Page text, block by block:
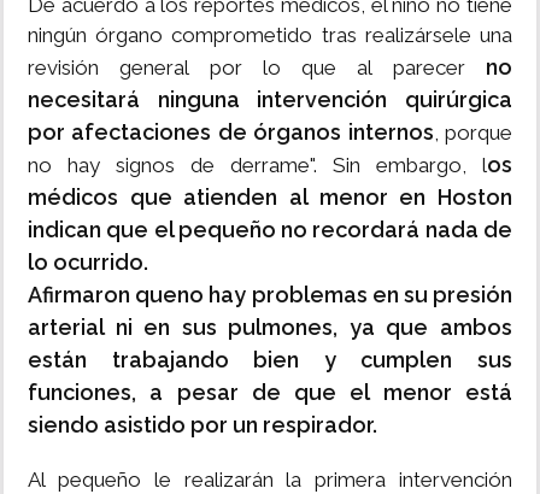
De acuerdo a los reportes médicos, el niño no tiene
ningún órgano comprometido tras realizársele una
revisión general por lo que al parecerno
necesitará ninguna intervención quirúrgica
por afectaciones de órganos internos, porque
no hay signos de derrame". Sin embargo, los
médicos que atienden al menor en Hoston
indican que el pequeño no recordará nada de
lo ocurrido.
Afirmaron queno hay problemas en su presión
arterial ni en sus pulmones, ya que ambos
están trabajando bien y cumplen sus
funciones, a pesar de que el menor está
siendo asistido por un respirador.
Al pequeño le realizarán la primera intervención